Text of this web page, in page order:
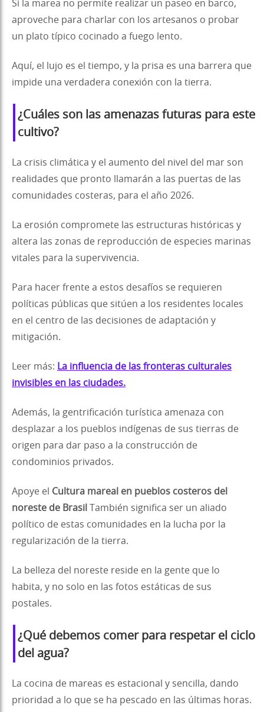
Si la marea no permite realizar un paseo en barco,
aproveche para charlar con los artesanos o probar
un plato típico cocinado a fuego lento.
Aquí, el lujo es el tiempo, y la prisa es una barrera que
impide una verdadera conexión con la tierra.
¿Cuáles son las amenazas futuras para este
cultivo?
La crisis climática y el aumento del nivel del mar son
realidades que pronto llamarán a las puertas de las
comunidades costeras, para el año 2026.
La erosión compromete las estructuras históricas y
altera las zonas de reproducción de especies marinas
vitales para la supervivencia.
Para hacer frente a estos desafíos se requieren
políticas públicas que sitúen a los residentes locales
en el centro de las decisiones de adaptación y
mitigación.
Leer más: La influencia de las fronteras culturales
invisibles en las ciudades.
Además, la gentrificación turística amenaza con
desplazar a los pueblos indígenas de sus tierras de
origen para dar paso a la construcción de
condominios privados.
Apoye el Cultura mareal en pueblos costeros del
noreste de Brasil También significa ser un aliado
político de estas comunidades en la lucha por la
regularización de la tierra.
La belleza del noreste reside en la gente que lo
habita, y no solo en las fotos estáticas de sus
postales.
¿Qué debemos comer para respetar el ciclo
del agua?
La cocina de mareas es estacional y sencilla, dando
prioridad a lo que se ha pescado en las últimas horas.